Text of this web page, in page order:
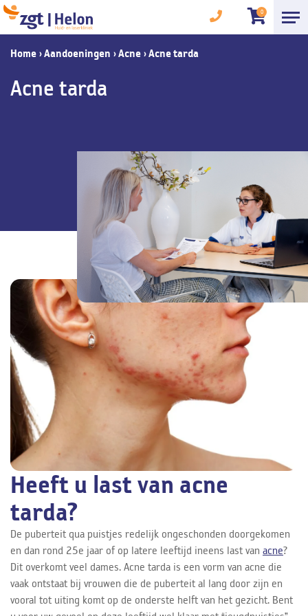
0
Home ›Aandoeningen ›Acne ›Acne tarda
Acne tarda
Heeft u last van acne
tarda?
De puberteit qua puistjes redelijk ongeschonden doorgekomen
en dan rond 25e jaar of op latere leeftijd ineens last van acne?
Dit overkomt veel dames. Acne tarda is een vorm van acne die
vaak ontstaat bij vrouwen die de puberteit al lang door zijn en
vooral tot uiting komt op de onderste helft van het gezicht. Bent